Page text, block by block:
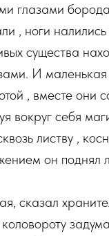
глазами
, ноги
существа
И
, вместе они
вокруг себя
листву ,
он поднял
сказал